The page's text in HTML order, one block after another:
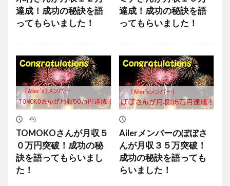
達成！成功の秘訣を語
ってもらいました！
達成！成功の秘訣を語
ってもらいました！
TOMOKOさんが月収５
０万円突破！成功の秘
訣を語ってもらいまし
た！
Ailerメンバーのぽぽさ
んが月収３５万突破！
成功の秘訣を語っても
らいました！